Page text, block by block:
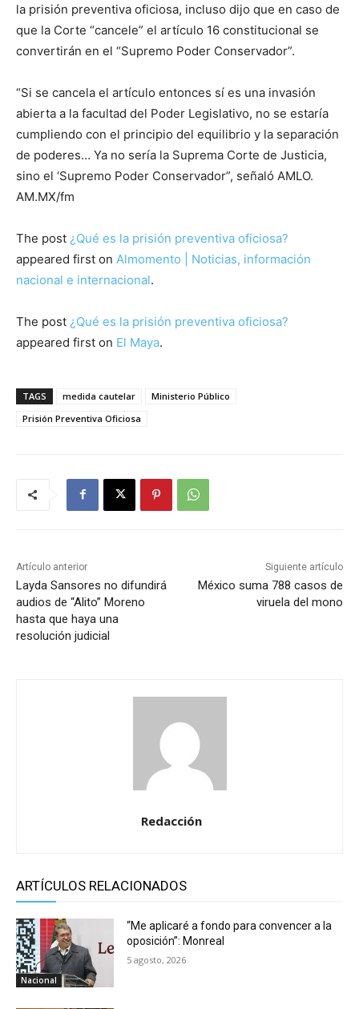
la prisión preventiva oficiosa, incluso dijo que en caso de
que la Corte “cancele” el artículo 16 constitucional se
convertirán en el “Supremo Poder Conservador”.
“Si se cancela el artículo entonces sí es una invasión
abierta a la facultad del Poder Legislativo, no se estaría
cumpliendo con el principio del equilibrio y la separación
de poderes… Ya no sería la Suprema Corte de Justicia,
sino el ‘Supremo Poder Conservador”, señaló AMLO.
AM.MX/fm
The post ¿Qué es la prisión preventiva oficiosa?
appeared first on Almomento | Noticias, información
nacional e internacional.
The post ¿Qué es la prisión preventiva oficiosa?
appeared first on El Maya.
TAGS medida cautelar
Ministerio Público
Prisión Preventiva Oficiosa
Artículo anterior
Layda Sansores no difundirá
audios de “Alito” Moreno
hasta que haya una
resolución judicial
Siguiente artículo
México suma 788 casos de
viruela del mono
Redacción
ARTÍCULOS RELACIONADOS
Nacional
“Me aplicaré a fondo para convencer a la
oposición”: Monreal
5 agosto, 2026